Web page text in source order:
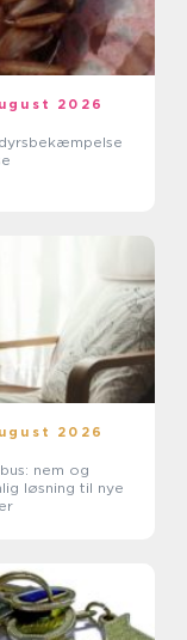
2026
2026
nem og
løsning til nye